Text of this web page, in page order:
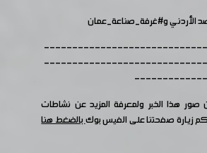
الأردني و#غرفة_صناعة_عمان
صور هذا الخبر ولمعرفة المزيد عن نشاطات
زيارة صفحتنا على الفيس بوكبالضغط هنا